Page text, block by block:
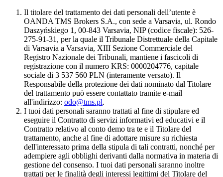
Il titolare del trattamento dei dati personali dell’utente è
OANDA TMS Brokers S.A., con sede a Varsavia, ul. Rondo
Daszyńskiego 1, 00-843 Varsavia, NIP (codice fiscale): 526-
275-91-31, per la quale il Tribunale Distrettuale della Capitale
di Varsavia a Varsavia, XIII Sezione Commerciale del
Registro Nazionale dei Tribunali, mantiene i fascicoli di
registrazione con il numero KRS: 0000204776, capitale
sociale di 3 537 560 PLN (interamente versato). Il
Responsabile della protezione dei dati nominato dal Titolare
del trattamento può essere contattato tramite e-mail
all'indirizzo: odo@tms.pl.
I tuoi dati personali saranno trattati al fine di stipulare ed
eseguire il Contratto di servizi informativi ed educativi e il
Contratto relativo al conto demo tra te e il Titolare del
trattamento, anche al fine di adottare misure su richiesta
dell'interessato prima della stipula di tali contratti, nonché per
adempiere agli obblighi derivanti dalla normativa in materia di
gestione del consenso. I tuoi dati personali saranno inoltre
trattati per le finalità degli interessi legittimi del Titolare del